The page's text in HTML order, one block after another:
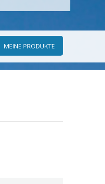
MEINE PRODUKTE